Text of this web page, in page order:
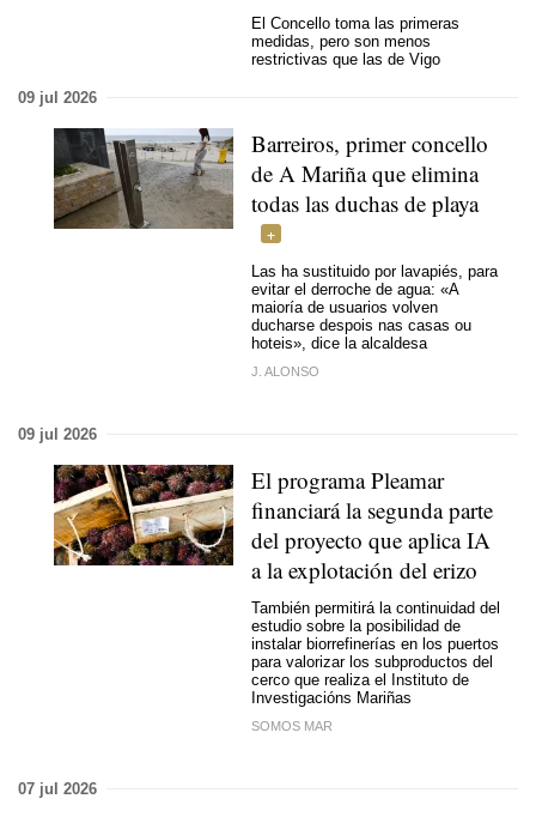
El Concello toma las primeras
medidas, pero son menos
restrictivas que las de Vigo
09 jul 2026
Barreiros, primer concello
de A Mariña que elimina
todas las duchas de playa
Las ha sustituido por lavapiés, para
evitar el derroche de agua: «A
maioría de usuarios volven
ducharse despois nas casas ou
hoteis», dice la alcaldesa
J. ALONSO
09 jul 2026
El programa Pleamar
financiará la segunda parte
del proyecto que aplica IA
a la explotación del erizo
También permitirá la continuidad del
estudio sobre la posibilidad de
instalar biorrefinerías en los puertos
para valorizar los subproductos del
cerco que realiza el Instituto de
Investigacións Mariñas
SOMOS MAR
07 jul 2026